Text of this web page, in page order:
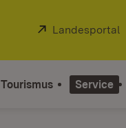
Extern:
Landesportal
Tourismus Service